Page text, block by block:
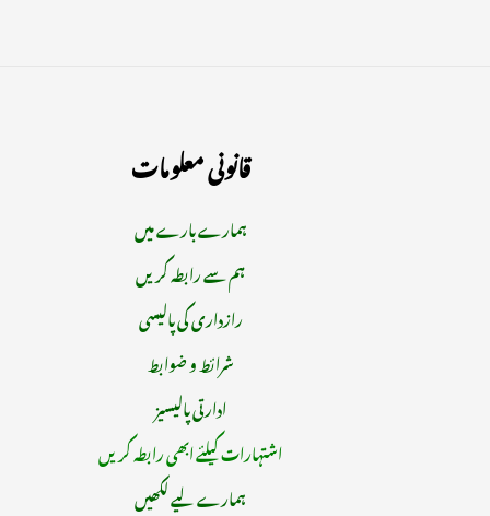
قانونی معلومات
ہمارے بارے میں
ہم سے رابطہ کریں
رازداری کی پالیسی
شرائط و ضوابط
ادارتی پالیسیز
اشتہارات کیلئے ابھی رابطہ کریں
ہمارے لیے لکھیں